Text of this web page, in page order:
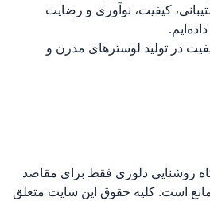
کیفیت، نوآوری و رضایت
در تولید لوسترهای مدرن و
روشنایی دلوری فقط برای مقاصد
است. کلیه حقوق این سایت متعلق